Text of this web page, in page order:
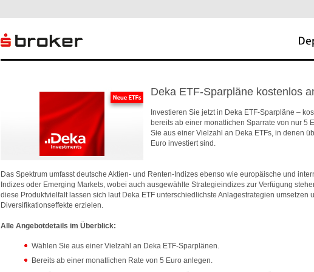
Deka ETF-Sparpläne kostenlos
Investieren Sie jetzt in Deka ETF-Sparpläne –
bereits ab einer monatlichen Sparrate von nur 5
Sie aus einer Vielzahl an Deka ETFs, in denen
Euro investiert sind.
Das Spektrum umfasst deutsche Aktien- und Renten-Indizes ebenso wie europäische und
Indizes oder Emerging Markets, wobei auch ausgewählte Strategieindizes zur Verfügung
diese Produktvielfalt lassen sich laut Deka ETF unterschiedlichste Anlagestrategien umsetzen
Diversifikationseffekte erzielen.
Alle Angebotdetails im Überblick:
Wählen Sie aus einer Vielzahl an Deka ETF-Sparplänen.
Bereits ab einer monatlichen Rate von 5 Euro anlegen.